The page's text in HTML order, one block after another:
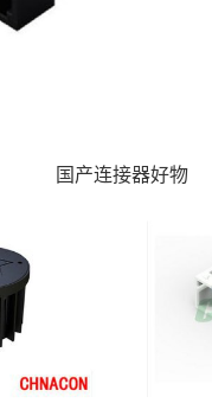
国产连接器好物